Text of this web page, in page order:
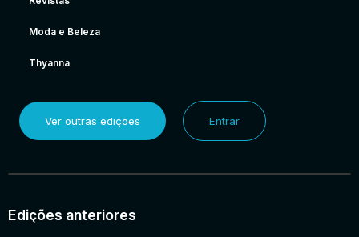
Moda e Beleza
Thyanna
Ver outras edições Entrar
Edições anteriores